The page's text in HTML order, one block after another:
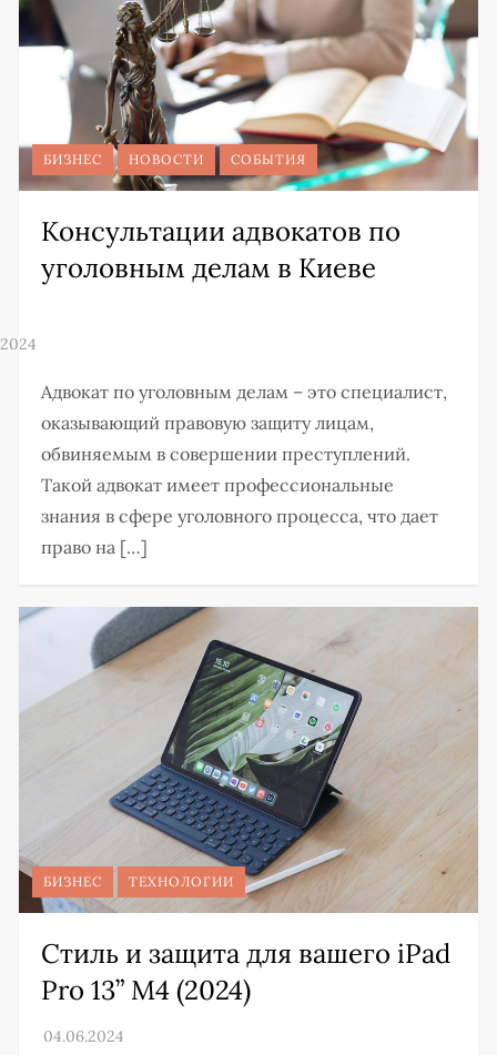
БИЗНЕС НОВОСТИ СОБЫТИЯ
Консультации адвокатов по
уголовным делам в Киеве
Адвокат по уголовным делам – это специалист,
оказывающий правовую защиту лицам,
обвиняемым в совершении преступлений.
Такой адвокат имеет профессиональные
знания в сфере уголовного процесса, что дает
право на […]
БИЗНЕС ТЕХНОЛОГИИ
Стиль и защита для вашего iPad
Pro 13” M4 (2024)